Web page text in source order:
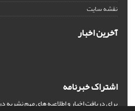
نقشه سایت
آخرین اخبار
اشتراک خبرنامه
برای دریافت اخبار و اطلاعیه های مهم